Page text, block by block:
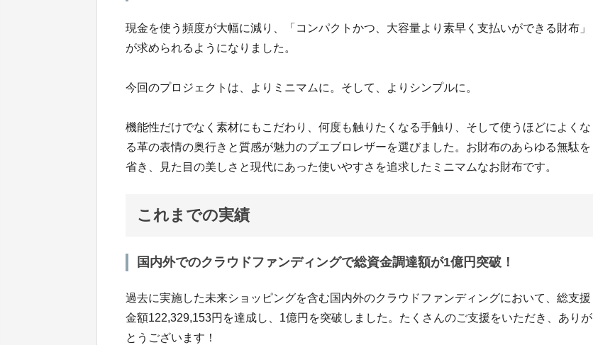
現金を使う頻度が大幅に減り、「コンパクトかつ、大容量より素早く支払いができる財布」
が求められるようになりました。
今回のプロジェクトは、よりミニマムに。そして、よりシンプルに。
機能性だけでなく素材にもこだわり、何度も触りたくなる手触り、そして使うほどによくな
る革の表情の奥行きと質感が魅力のブエブロレザーを選びました。お財布のあらゆる無駄を
省き、見た目の美しさと現代にあった使いやすさを追求したミニマムなお財布です。
これまでの実績
国内外でのクラウドファンディングで総資金調達額が1億円突破！
過去に実施した未来ショッピングを含む国内外のクラウドファンディングにおいて、総支援
金額122,329,153円を達成し、1億円を突破しました。たくさんのご支援をいただき、ありが
とうございます！